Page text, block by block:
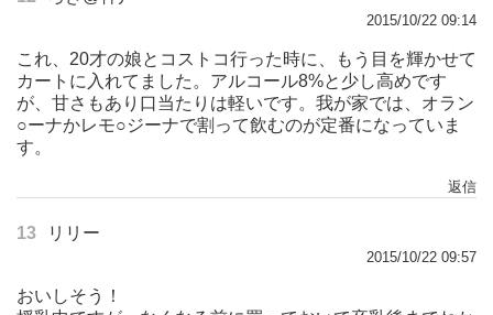
2015/10/22 09:14
これ、20才の娘とコストコ行った時に、もう目を輝かせて
カートに入れてました。アルコール8%と少し高めです
が、甘さもあり口当たりは軽いです。我が家では、オラン
○ーナかレモ○ジーナで割って飲むのが定番になっていま
す。
返信
13 リリー
2015/10/22 09:57
おいしそう！